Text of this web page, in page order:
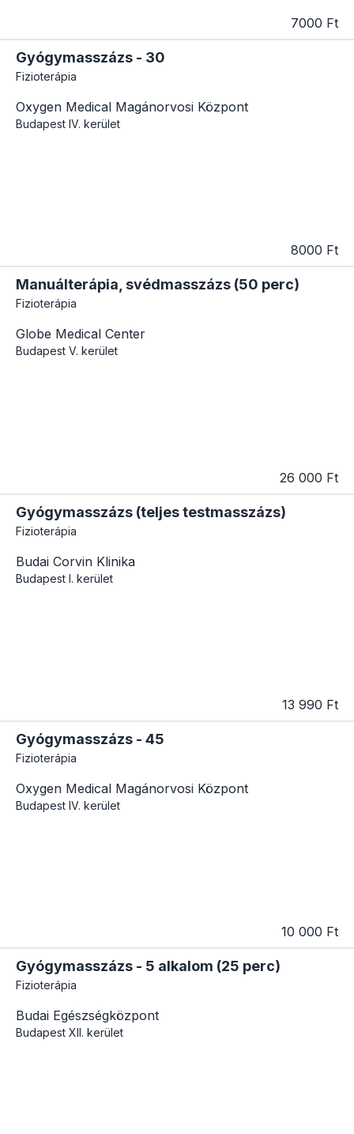
7000 Ft
Gyógymasszázs - 30
Fizioterápia
Oxygen Medical Magánorvosi Központ
Budapest IV. kerület
8000 Ft
Manuálterápia, svédmasszázs (50 perc)
Fizioterápia
Globe Medical Center
Budapest V. kerület
26 000 Ft
Gyógymasszázs (teljes testmasszázs)
Fizioterápia
Budai Corvin Klinika
Budapest I. kerület
13 990 Ft
Gyógymasszázs - 45
Fizioterápia
Oxygen Medical Magánorvosi Központ
Budapest IV. kerület
10 000 Ft
Gyógymasszázs - 5 alkalom (25 perc)
Fizioterápia
Budai Egészségközpont
Budapest XII. kerület